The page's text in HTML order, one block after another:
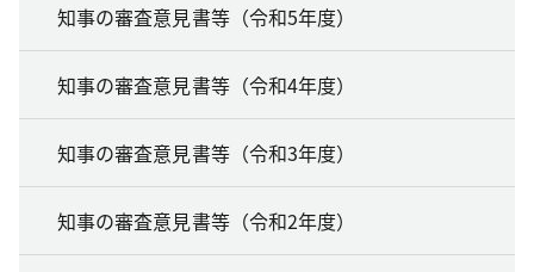
知事の審査意見書等（令和5年度）
知事の審査意見書等（令和4年度）
知事の審査意見書等（令和3年度）
知事の審査意見書等（令和2年度）